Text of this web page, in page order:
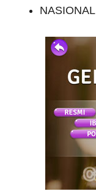
NASIONAL